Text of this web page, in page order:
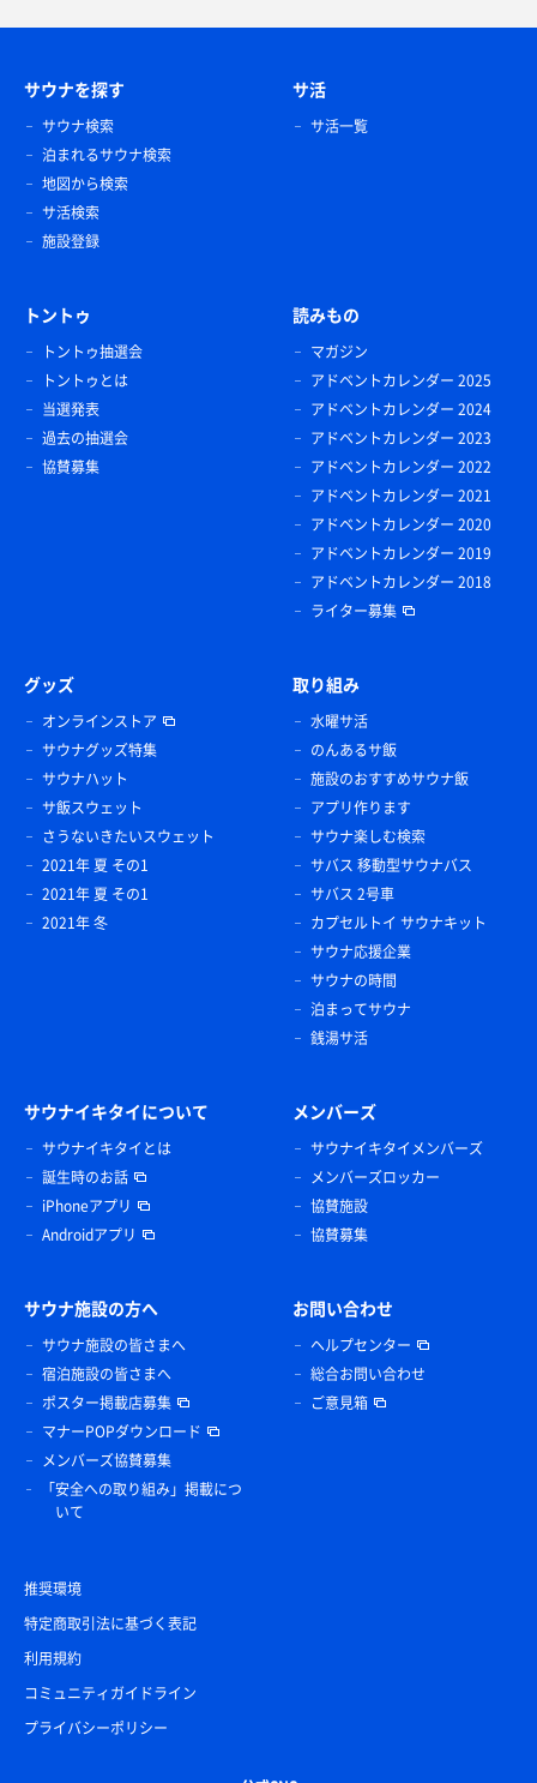
サウナを探す
サウナ検索
泊まれるサウナ検索
地図から検索
サ活検索
施設登録
サ活
サ活一覧
トントゥ
トントゥ抽選会
トントゥとは
当選発表
過去の抽選会
協賛募集
読みもの
マガジン
アドベントカレンダー 2025
アドベントカレンダー 2024
アドベントカレンダー 2023
アドベントカレンダー 2022
アドベントカレンダー 2021
アドベントカレンダー 2020
アドベントカレンダー 2019
アドベントカレンダー 2018
ライター募集
グッズ
オンラインストア
サウナグッズ特集
サウナハット
サ飯スウェット
さうないきたいスウェット
2021年 夏 その1
2021年 夏 その1
2021年 冬
取り組み
水曜サ活
のんあるサ飯
施設のおすすめサウナ飯
アプリ作ります
サウナ楽しむ検索
サバス 移動型サウナバス
サバス 2号車
カプセルトイ サウナキット
サウナ応援企業
サウナの時間
泊まってサウナ
銭湯サ活
サウナイキタイについて
サウナイキタイとは
誕生時のお話
iPhoneアプリ
Androidアプリ
メンバーズ
サウナイキタイメンバーズ
メンバーズロッカー
協賛施設
協賛募集
サウナ施設の方へ
サウナ施設の皆さまへ
宿泊施設の皆さまへ
ポスター掲載店募集
マナーPOPダウンロード
メンバーズ協賛募集
「安全への取り組み」掲載につ
いて
お問い合わせ
ヘルプセンター
総合お問い合わせ
ご意見箱
推奨環境
特定商取引法に基づく表記
利用規約
コミュニティガイドライン
プライバシーポリシー